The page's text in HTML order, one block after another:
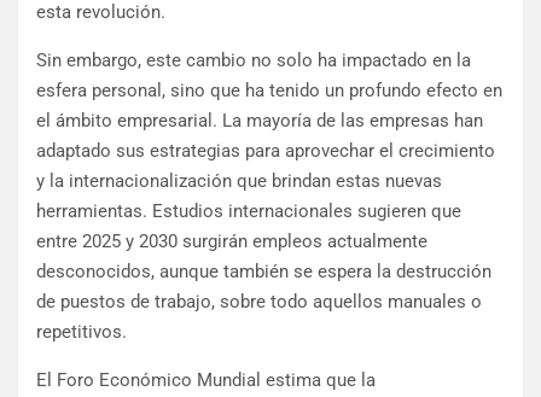
esta revolución.
Sin embargo, este cambio no solo ha impactado en la
esfera personal, sino que ha tenido un profundo efecto en
el ámbito empresarial. La mayoría de las empresas han
adaptado sus estrategias para aprovechar el crecimiento
y la internacionalización que brindan estas nuevas
herramientas. Estudios internacionales sugieren que
entre 2025 y 2030 surgirán empleos actualmente
desconocidos, aunque también se espera la destrucción
de puestos de trabajo, sobre todo aquellos manuales o
repetitivos.
El Foro Económico Mundial estima que la